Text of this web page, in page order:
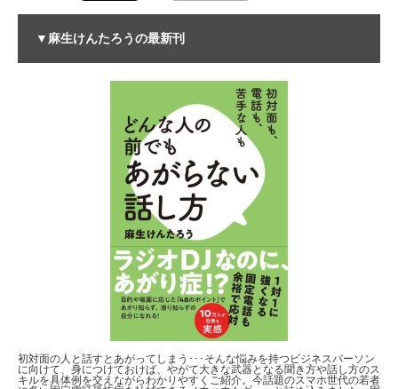
▼麻生けんたろうの最新刊
初対面の人と話すとあがってしまう･･･そんな悩みを持つビジネスパーソン
に向けて、身につけておけば、やがて大きな武器となる聞き方や話し方のス
キルを具体例を交えながらわかりやすくご紹介。今話題のスマホ世代の若者